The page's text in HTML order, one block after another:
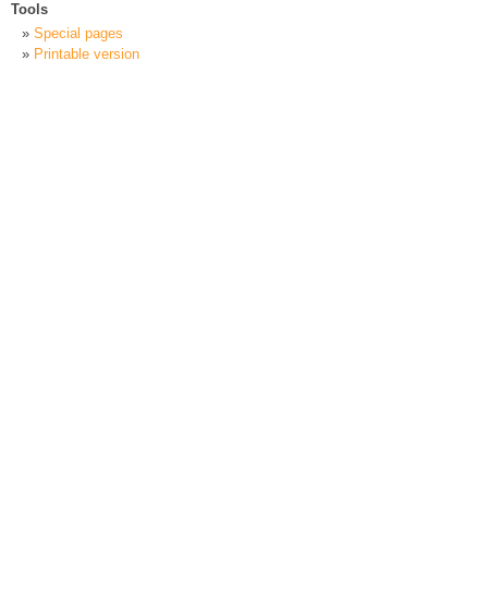
Tools
Special pages
Printable version